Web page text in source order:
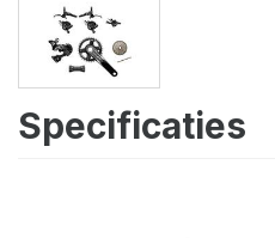
Specificaties